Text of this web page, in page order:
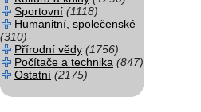
Sportovní (1118)
Humanitní, společenské
(310)
Přírodní vědy (1756)
Počítače a technika (847)
Ostatní (2175)